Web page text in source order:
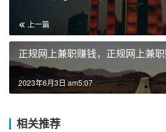
上一篇
正规网上兼职赚钱，正规网上兼职
2023年6月3日 am5:07
相关推荐